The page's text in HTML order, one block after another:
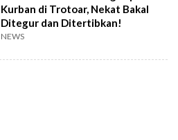
Kurban di Trotoar, Nekat Bakal
Ditegur dan Ditertibkan!
NEWS